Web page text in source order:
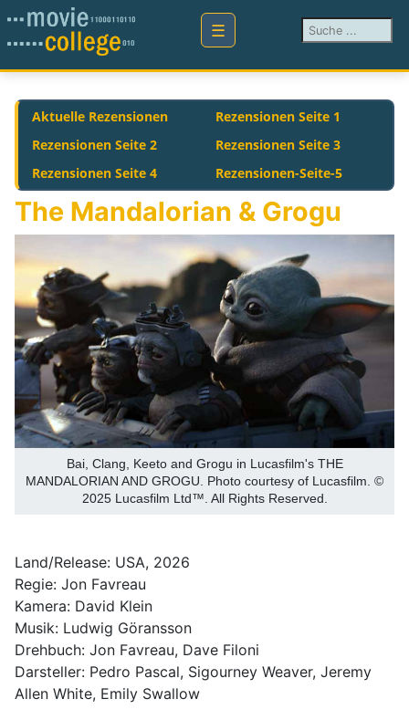
Suchen ...
Aktuelle Rezensionen
Rezensionen Seite 1
Rezensionen Seite 2
Rezensionen Seite 3
Rezensionen Seite 4
Rezensionen-Seite-5
The Mandalorian & Grogu
Bai, Clang, Keeto and Grogu in Lucasfilm's THE
MANDALORIAN AND GROGU. Photo courtesy of Lucasfilm. ©
2025 Lucasfilm Ltd™. All Rights Reserved.
Land/Release: USA, 2026
Regie: Jon Favreau
Kamera: David Klein
Musik: Ludwig Göransson
Drehbuch: Jon Favreau, Dave Filoni
Darsteller: Pedro Pascal, Sigourney Weaver, Jeremy
Allen White, Emily Swallow